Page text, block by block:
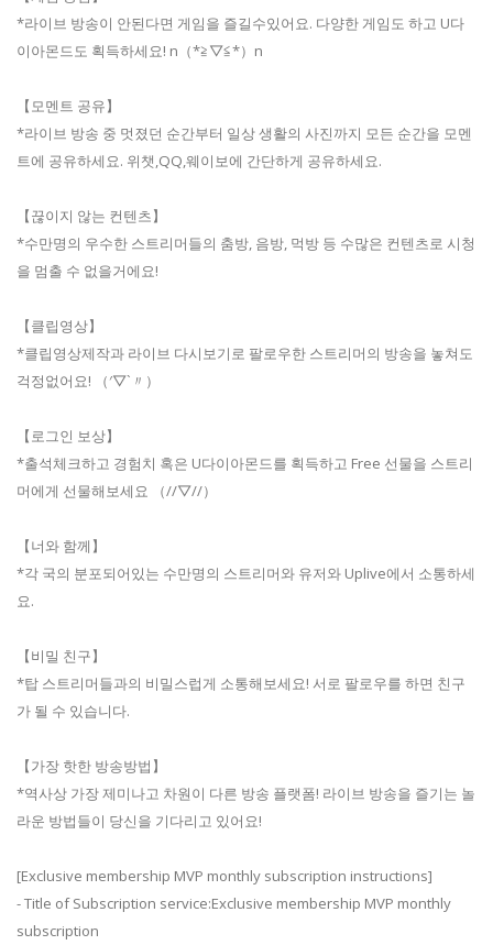
*라이브 방송이 안된다면 게임을 즐길수있어요. 다양한 게임도 하고 U다
이아몬드도 획득하세요! n（*≧▽≦*）n
【모멘트 공유】
*라이브 방송 중 멋졌던 순간부터 일상 생활의 사진까지 모든 순간을 모멘
트에 공유하세요. 위챗,QQ,웨이보에 간단하게 공유하세요.
【끊이지 않는 컨텐츠】
*수만명의 우수한 스트리머들의 춤방, 음방, 먹방 등 수많은 컨텐츠로 시청
을 멈출 수 없을거에요!
【클립영상】
*클립영상제작과 라이브 다시보기로 팔로우한 스트리머의 방송을 놓쳐도
걱정없어요! （′▽`〃）
【로그인 보상】
*출석체크하고 경험치 혹은 U다이아몬드를 획득하고 Free 선물을 스트리
머에게 선물해보세요 （//▽//）
【너와 함께】
*각 국의 분포되어있는 수만명의 스트리머와 유저와 Uplive에서 소통하세
요.
【비밀 친구】
*탑 스트리머들과의 비밀스럽게 소통해보세요! 서로 팔로우를 하면 친구
가 될 수 있습니다.
【가장 핫한 방송방법】
*역사상 가장 제미나고 차원이 다른 방송 플랫폼! 라이브 방송을 즐기는 놀
라운 방법들이 당신을 기다리고 있어요!
[Exclusive membership MVP monthly subscription instructions]
- Title of Subscription service:Exclusive membership MVP monthly
subscription